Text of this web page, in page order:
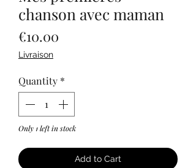
chanson avec maman
€10.00
Livraison
Quantity *
Only 1 left in stock
Add to Cart